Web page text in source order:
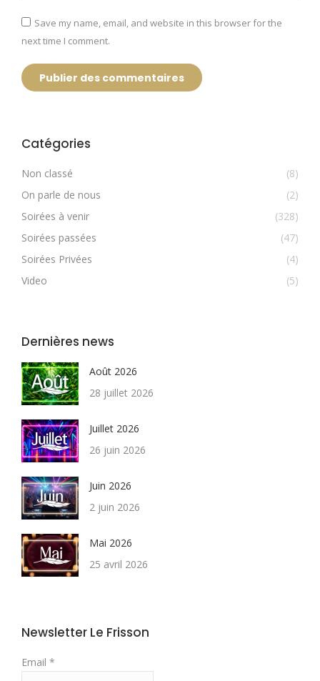
Save my name, email, and website in this browser for the
next time I comment.
Publier des commentaires
Catégories
Non classé
(8)
On parle de nous
(2)
Soirées à venir
(328)
Soirées passées
(47)
Soirées Privées
(4)
Video
(5)
Dernières news
Août 2026
28 juillet 2026
Juillet 2026
26 juin 2026
Juin 2026
2 juin 2026
Mai 2026
25 avril 2026
Newsletter Le Frisson
Email *